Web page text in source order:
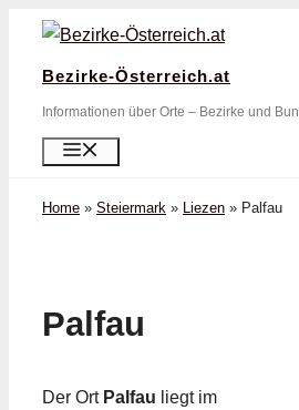
Zum
springen
Bezirke-Österreich.at
Informationen über Orte – Bezirke und
Home » Steiermark » Liezen » Palfau
Palfau
Der Ort Palfau liegt im